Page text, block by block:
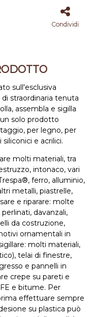
Condividi
sull'esclusiva
straordinaria tenuta
assembla e sigilla
solo prodotto
per legno, per
e acrilici.
molti materiali, tra
intonaco, vari
ferro, alluminio,
metalli, piastrelle,
e riparare: molte
davanzali,
da costruzione,
ornamentali in
molti materiali,
telai di finestre,
e pannelli in
crepe su pareti e
e bitume. Per
effettuare sempre
su plastica può